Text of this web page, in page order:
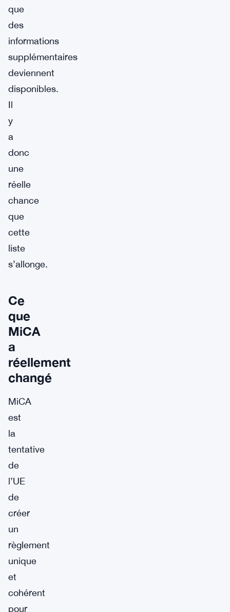
que
des
informations
supplémentaires
deviennent
disponibles.
Il
y
a
donc
une
réelle
chance
que
cette
liste
s’allonge.
Ce
que
MiCA
a
réellement
changé
MiCA
est
la
tentative
de
l’UE
de
créer
un
règlement
unique
et
cohérent
pour